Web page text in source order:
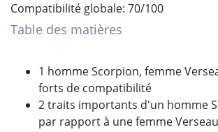
Compatibilité globale: 70/100
Table des matières
1 homme Scorpion, femme
forts de compatibilité
2 traits importants d'un homme
par rapport à une femme Verseau